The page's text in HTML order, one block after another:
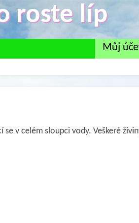
roste líp
Můj
v celém sloupci vody. Veškeré